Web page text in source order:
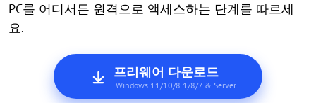
PC를 어디서든 원격으로 액세스하는 단계를 따르세
요.
프리웨어 다운로드
Windows 11/10/8.1/8/7 & Server